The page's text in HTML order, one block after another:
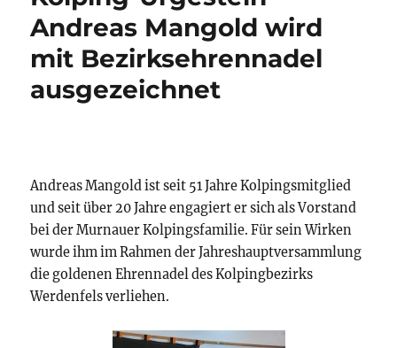
Andreas Mangold wird
mit Bezirksehrennadel
ausgezeichnet
Andreas Mangold ist seit 51 Jahre Kolpingsmitglied
und seit über 20 Jahre engagiert er sich als Vorstand
bei der Murnauer Kolpingsfamilie. Für sein Wirken
wurde ihm im Rahmen der Jahreshauptversammlung
die goldenen Ehrennadel des Kolpingbezirks
Werdenfels verliehen.